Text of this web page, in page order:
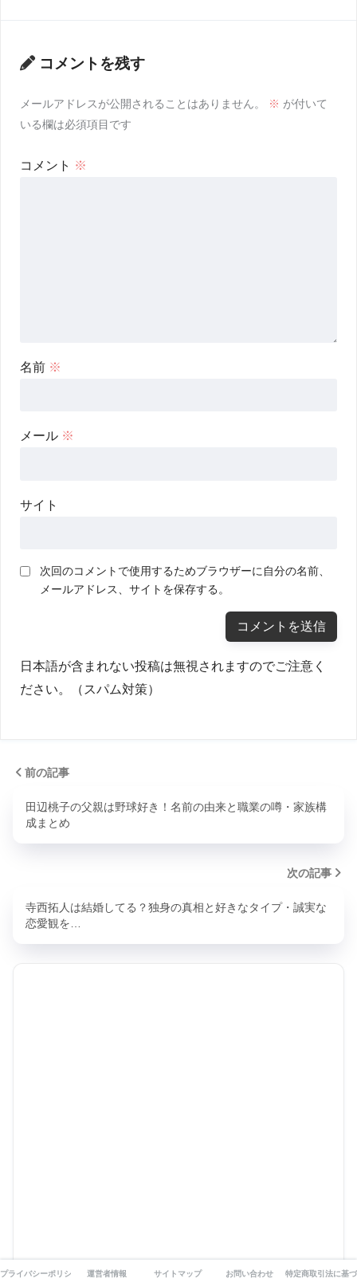
コメントを残す
メールアドレスが公開されることはありません。 ※ が付いて
いる欄は必須項目です
コメント ※
名前 ※
メール ※
サイト
次回のコメントで使用するためブラウザーに自分の名前、
メールアドレス、サイトを保存する。
日本語が含まれない投稿は無視されますのでご注意く
ださい。（スパム対策）
前の記事
田辺桃子の父親は野球好き！名前の由来と職業の噂・家族構
成まとめ
次の記事
寺西拓人は結婚してる？独身の真相と好きなタイプ・誠実な
恋愛観を…
プライバシーポリシー 運営者情報 サイトマップ お問い合わせ 特定商取引法に基